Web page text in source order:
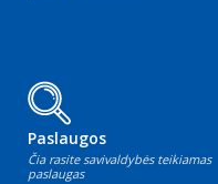
Paslaugos
Čia rasite savivaldybės teikiamas
paslaugas